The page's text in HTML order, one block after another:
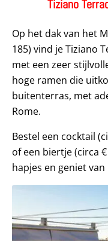
Tiziano
Op het dak van het
185) vind je Tiziano
met een zeer
hoge ramen die
buitenterras, met
Rome.
Bestel een cocktail
of een biertje (circa
hapjes en geniet